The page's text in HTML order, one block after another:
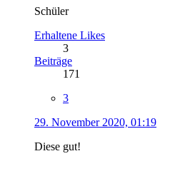
Schüler
Erhaltene Likes
3
Beiträge
171
3
29. November 2020, 01:19
Diese gut!